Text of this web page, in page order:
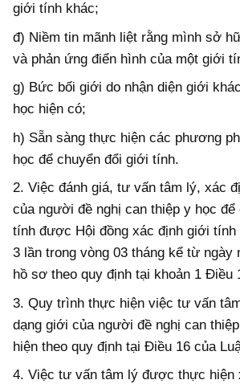
giới tính khác;
đ) Niềm tin mãnh liệt rằng mình sở
và phản ứng điển hình của một giới
g) Bức bối giới do nhận diện giới
học hiện có;
h) Sẵn sàng thực hiện các phương
học để chuyển đổi giới tính.
2. Việc đánh giá, tư vấn tâm lý, xác
của người đề nghị can thiệp y học để
tính được Hội đồng xác định giới
3 lần trong vòng 03 tháng kể từ ngày
hồ sơ theo quy định tại khoản 1 Điều
3. Quy trình thực hiện việc tư vấn
dạng giới của người đề nghị can
hiện theo quy định tại Điều 16 của
4. Việc tư vấn tâm lý được thực hiện